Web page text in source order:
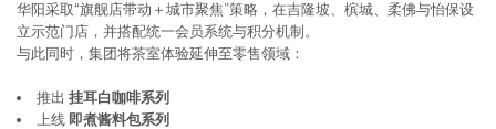
华阳采取“旗舰店带动＋城市聚焦”策略，在吉隆坡、槟城、柔佛与怡保设
立示范门店，并搭配统一会员系统与积分机制。
与此同时，集团将茶室体验延伸至零售领域：
推出 挂耳白咖啡系列
上线 即煮酱料包系列